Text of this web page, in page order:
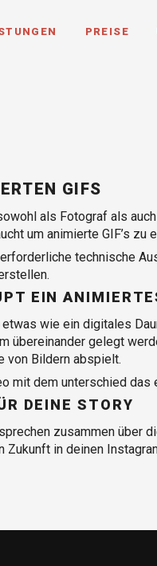
PREISE
GIFS
als Fotograf als
um animierte GIF’s zu
technische
EIN
wie ein digitales
übereinander gelegt
von Bildern abspielt.
mit dem unterschied
DEINE STORY
zusammen über
in deinen